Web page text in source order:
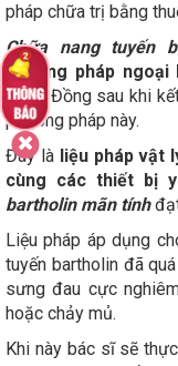
pháp chữa trị bằng
Chữa nang tuyến
phương pháp ngoại
Cộng Đồng sau khi
phương pháp này.
Đây là liệu pháp vật
cùng các thiết bị
bartholin mãn tính
Liệu pháp áp dụng
tuyến bartholin đã
sưng đau cực
hoặc chảy mủ.
Khi này bác sĩ sẽ